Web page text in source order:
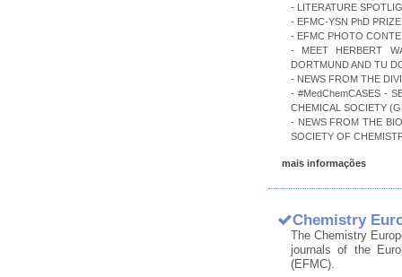
- LITERATURE
- EFMC-YSN PhD
- EFMC PHOTO
- MEET HERBERT
DORTMUND AND TU
- NEWS FROM THE
- #MedChemCASES -
CHEMICAL SOCIETY
- NEWS FROM THE
SOCIETY OF
mais informações
Chemistry
The Chemistry
journals of the
(EFMC).